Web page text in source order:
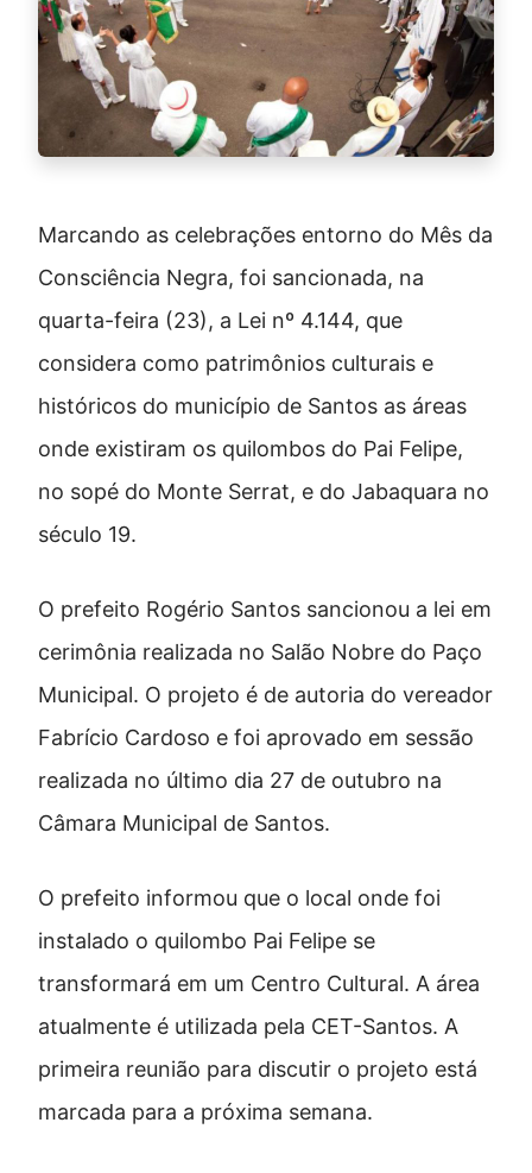
Marcando as celebrações entorno do Mês da
Consciência Negra, foi sancionada, na
quarta-feira (23), a Lei nº 4.144, que
considera como patrimônios culturais e
históricos do município de Santos as áreas
onde existiram os quilombos do Pai Felipe,
no sopé do Monte Serrat, e do Jabaquara no
século 19.
O prefeito Rogério Santos sancionou a lei em
cerimônia realizada no Salão Nobre do Paço
Municipal. O projeto é de autoria do vereador
Fabrício Cardoso e foi aprovado em sessão
realizada no último dia 27 de outubro na
Câmara Municipal de Santos.
O prefeito informou que o local onde foi
instalado o quilombo Pai Felipe se
transformará em um Centro Cultural. A área
atualmente é utilizada pela CET-Santos. A
primeira reunião para discutir o projeto está
marcada para a próxima semana.